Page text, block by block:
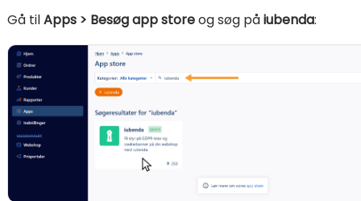
Gå tilApps > Besøg app storeog søg påiubenda: